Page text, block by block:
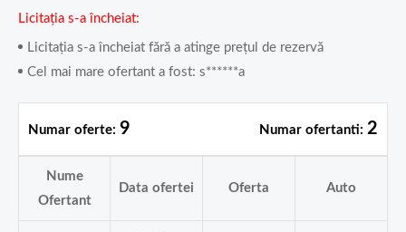
Licitația s-a încheiat
Licitația s-a încheiat fără a atinge prețul de rezervă
Cel mai mare ofertant a fost: s******a
Numar oferte: 9 Numar ofertanti: 2
Nume
Ofertant
Data ofertei Oferta Auto